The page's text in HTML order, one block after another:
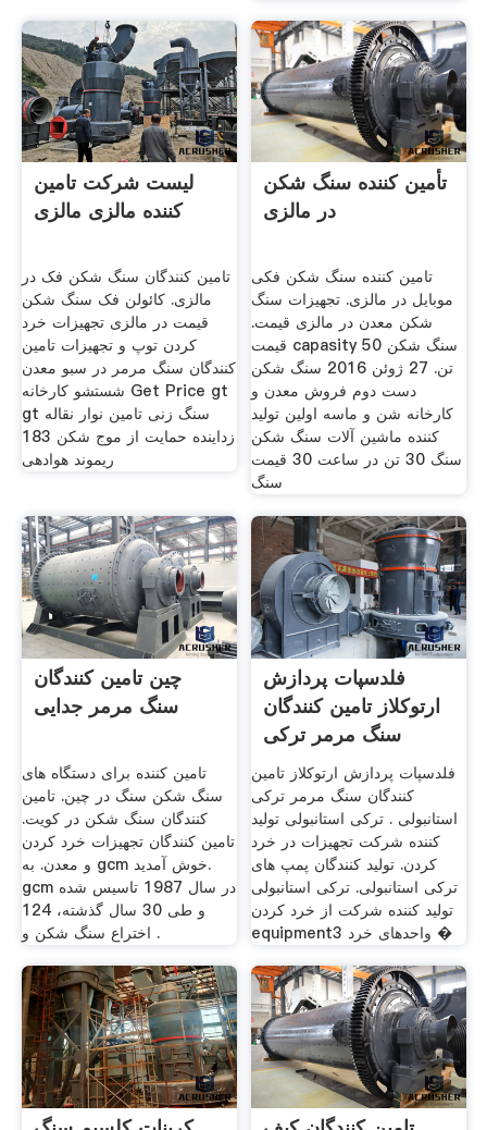
لیست شرکت تامین
کننده مالزی مالزی
تامین کنندگان سنگ شکن فک در
مالزی. کائولن فک سنگ شکن
قیمت در مالزی تجهیزات خرد
کردن توپ و تجهیزات تامین
کنندگان سنگ مرمر در سبو معدن
شستشو کارخانه Get Price gt
gt سنگ زنی تامین نوار نقاله
زداینده حمایت از موج شکن 183
ریموند هوادهی
تأمین کننده سنگ شکن
در مالزی
تامین کننده سنگ شکن فکی
موبایل در مالزی. تجهیزات سنگ
شکن معدن در مالزی قیمت.
قیمت capasity سنگ شکن 50
تن. 27 ژوئن 2016 سنگ شکن
دست دوم فروش معدن و
کارخانه شن و ماسه اولين توليد
کننده ماشين آلات سنگ شکن
سنگ 30 تن در ساعت 30 قیمت
سنگ
چین تامین کنندگان
سنگ مرمر جدایی
تامین کننده برای دستگاه های
سنگ شکن سنگ در چین. تامین
کنندگان سنگ شکن در کویت.
تامین کنندگان تجهیزات خرد کردن
و معدن. به gcm خوش آمدید.
gcm در سال 1987 تاسیس شده
و طی 30 سال گذشته، 124
اختراع سنگ شکن و .
فلدسپات پردازش
ارتوکلاز تامین کنندگان
سنگ مرمر ترکی
استانبولی
فلدسپات پردازش ارتوکلاز تامین
کنندگان سنگ مرمر ترکی
استانبولی . ترکی استانبولی تولید
کننده شرکت تجهیزات در خرد
کردن. تولید کنندگان پمپ های
ترکی استانبولی. ترکی استانبولی
تولید کننده شرکت از خرد کردن
equipment3 واحدهای خرد �